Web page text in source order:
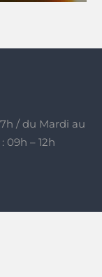
/ du Mardi au
09h – 12h